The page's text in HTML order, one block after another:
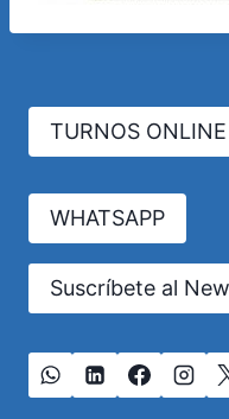
TURNOS ONLINE
WHATSAPP
Suscríbete al